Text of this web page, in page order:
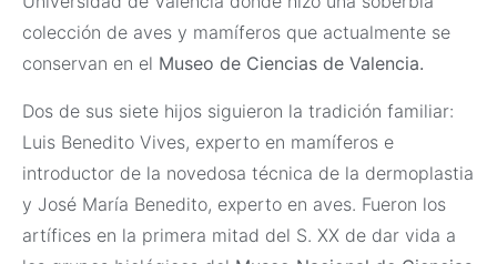
colección de aves y mamíferos que actualmente se
conservan en el Museo de Ciencias de Valencia.
Dos de sus siete hijos siguieron la tradición familiar:
Luis Benedito Vives, experto en mamíferos e
introductor de la novedosa técnica de la dermoplastia
y José María Benedito, experto en aves. Fueron los
artífices en la primera mitad del S. XX de dar vida a